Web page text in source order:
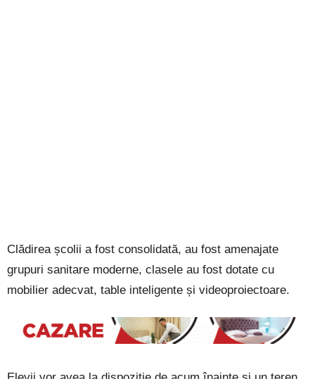
Clădirea școlii a fost consolidată, au fost amenajate
grupuri sanitare moderne, clasele au fost dotate cu
mobilier adecvat, table inteligente și videoproiectoare.